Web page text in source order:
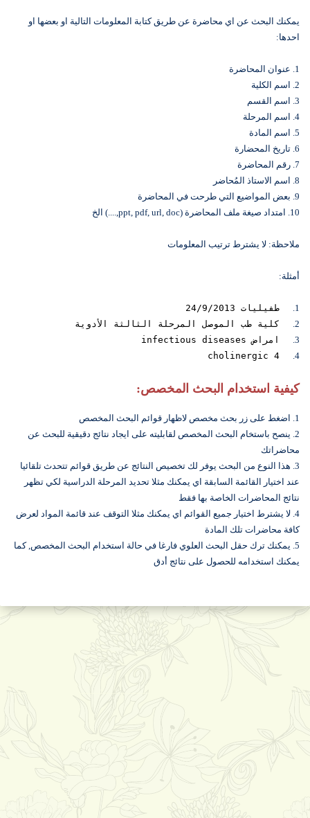
يمكنك البحث عن اي محاضرة عن طريق كتابة المعلومات التالية او بعضها او
احدها:
1. عنوان المحاضرة
2. اسم الكلية
3. اسم القسم
4. اسم المرحلة
5. اسم المادة
6. تاريخ المحضارة
7. رقم المحاضرة
8. اسم الاستاذ المُحاضر
9. بعض المواضيع التي طرحت في المحاضرة
10. امتداد صيغة ملف المحاضرة (ppt, pdf, url, doc,....) الخ
ملاحظة: لا يشترط ترتيب المعلومات
أمثلة:
1.
طفيليات 24/9/2013
2.
كلية طب الموصل المرحلة الثالثة الأدوية
3.
امراض infectious diseases
4.
كيفية استخدام البحث المخصص:
1. اضغط على زر بحث مخصص لاظهار قوائم البحث المخصص
2. ينصح باستخام البحث المخصص لقابليته على ايجاد نتائج دقيقية للبحث عن
محاضراتك
3. هذا النوع من البحث يوفر لك تخصيص النتائج عن طريق قوائم تتحدث تلقائيا
عند اختيار القائمة السابقة اي يمكنك مثلا تحديد المرحلة الدراسية لكي تظهر
نتائج المحاضرات الخاصة بها فقط
4. لا يشترط اختيار جميع القوائم اي يمكنك مثلا التوقف عند قائمة المواد لعرض
كافة محاضرات تلك المادة
5. يمكنك ترك حقل البحث العلوي فارغا في حالة استخدام البحث المخصص, كما
يمكنك استخدامه للحصول على نتائج أدق